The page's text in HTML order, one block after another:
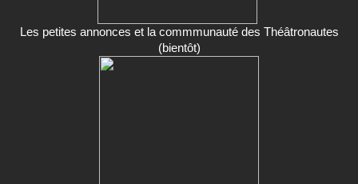
Les petites annonces et la commmunauté des Théâtronautes
(bientôt)